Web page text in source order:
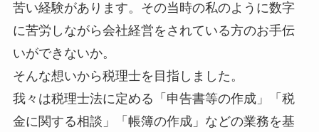
苦い経験があります。その当時の私のように数字
に苦労しながら会社経営をされている⽅のお⼿伝
いができないか。
そんな想いから税理⼠を⽬指しました。
我々は税理⼠法に定める「申告書等の作成」「税
⾦に関する相談」「帳簿の作成」などの業務を基